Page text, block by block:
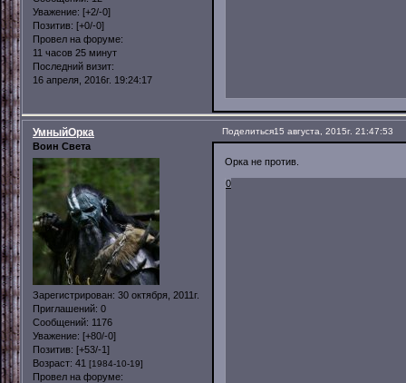
Уважение: [+2/-0]
Позитив: [+0/-0]
Провел на форуме:
11 часов 25 минут
Последний визит:
16 апреля, 2016г. 19:24:17
Поделиться15 августа, 2015г. 21:47:53
УмныйОрка
Воин Света
Зарегистрирован: 30 октября, 2011г.
Приглашений: 0
Сообщений: 1176
Уважение: [+80/-0]
Позитив: [+53/-1]
Возраст: 41 [1984-10-19]
Провел на форуме:
Орка не против.
0